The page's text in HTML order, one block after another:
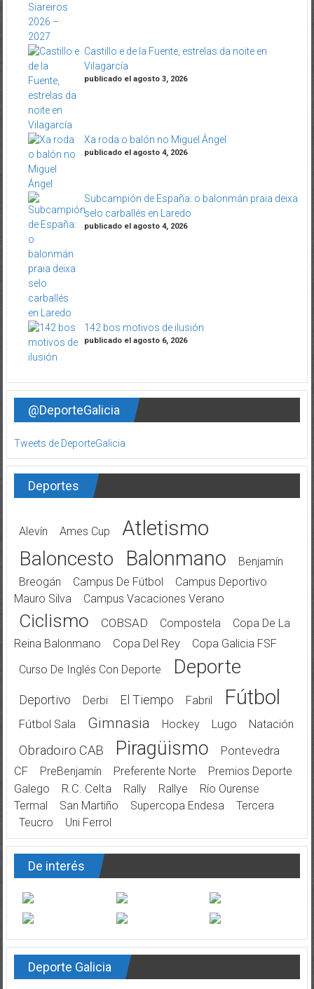
Castillo e de la Fuente, estrelas da noite en
Vilagarcía
publicado el agosto 3, 2026
Xa roda o balón no Miguel Ángel
publicado el agosto 4, 2026
Subcampión de España: o balonmán praia deixa
selo carballés en Laredo
publicado el agosto 4, 2026
142 bos motivos de ilusión
publicado el agosto 6, 2026
@DeporteGalicia
Tweets de DeporteGalicia
Deportes
Alevín Ames Cup Atletismo
Baloncesto Balonmano
Benjamín
Breogán
Campus De Fútbol
Campus Deportivo
Mauro Silva
Campus Vacaciones Verano
Ciclismo COBSAD Compostela
Copa De La
Reina Balonmano
Copa Del Rey
Copa Galicia FSF
Curso De Inglés Con Deporte
Deporte
Deportivo Derbi El Tiempo Fabril Fútbol
Fútbol Sala Gimnasia Hockey Lugo Natación
Obradoiro CAB Piragüismo
Pontevedra
CF
PreBenjamín Preferente Norte
Premios Deporte
Galego
R.C. Celta Rally Rallye
Río Ourense
Termal
San Martiño Supercopa Endesa
Tercera
Teucro
Uni Ferrol
De interés
Deporte Galicia